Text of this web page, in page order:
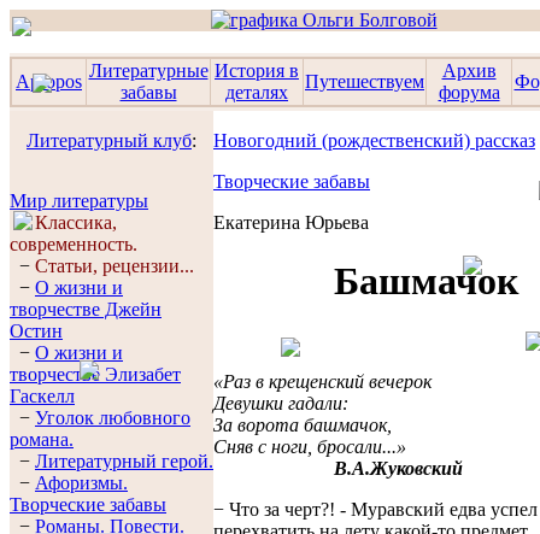
Apropos
Литературные
забавы
История в
деталях
Путешествуем
Архив
форума
Литературный клуб:
Мир литературы
−Классика,
современность.
− Статьи, рецензии...
− О жизни и
творчестве Джейн
Остин
− О жизни и
творчестве Элизабет
Гaскелл
− Уголок любовного
романа.
− Литературный герой.
− Афоризмы.
Творческие забавы
− Романы. Повести.
Новогодний (рождественский) рассказ
Творческие забавы
Екатерина Юрьева
Башмачок
«Раз в крещенский вечерок
Девушки гадали:
За ворота башмачок,
Сняв с ноги, бросали...»
В.А.Жуковский
− Что за черт?! - Муравский едва успел